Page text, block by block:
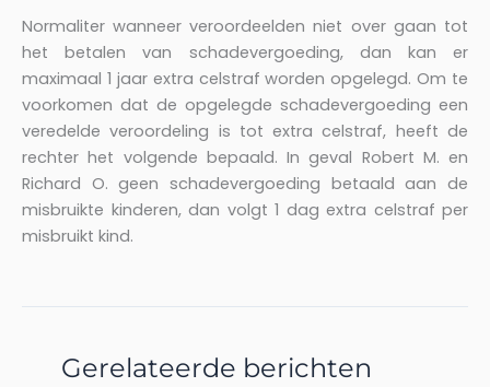
Normaliter wanneer veroordeelden niet over gaan tot
het betalen van schadevergoeding, dan kan er
maximaal 1 jaar extra celstraf worden opgelegd. Om te
voorkomen dat de opgelegde schadevergoeding een
veredelde veroordeling is tot extra celstraf, heeft de
rechter het volgende bepaald. In geval Robert M. en
Richard O. geen schadevergoeding betaald aan de
misbruikte kinderen, dan volgt 1 dag extra celstraf per
misbruikt kind.
Gerelateerde berichten